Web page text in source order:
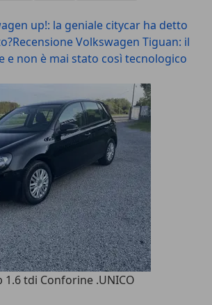
up!: la geniale citycar ha detto
Recensione Volkswagen Tiguan: il
e non è mai stato così tecnologico
1.6 tdi Conforine .UNICO